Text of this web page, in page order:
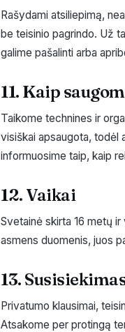
Rašydami atsiliepimą,
be teisinio pagrindo. Už
galime pašalinti arba
11. Kaip
Taikome technines ir
visiškai apsaugota, todėl
informuosime taip, kaip
12. Vaikai
Svetainė skirta 16 metų
asmens duomenis, juos
13.
Privatumo klausimai,
Atsakome per protingą